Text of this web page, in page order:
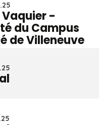
-
du Campus
de Villeneuve